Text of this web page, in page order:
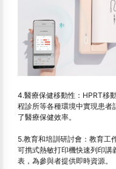
4.醫療保健移動性：HPRT移
程診所等各種環境中實現患
了醫療保健效率。
5.教育和培訓研討會：教育工
可擕式熱敏打印機快速列印講
表，為參與者提供即時資源。